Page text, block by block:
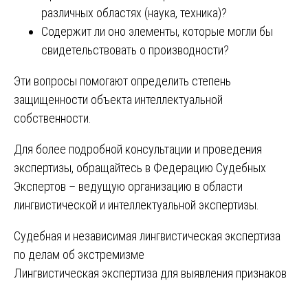
различных областях (наука, техника)?
Содержит ли оно элементы, которые могли бы
свидетельствовать о производности?
Эти вопросы помогают определить степень
защищенности объекта интеллектуальной
собственности.
Для более подробной консультации и проведения
экспертизы, обращайтесь в Федерацию Судебных
Экспертов – ведущую организацию в области
лингвистической и интеллектуальной экспертизы.
Навигация
по
Судебная и независимая лингвистическая экспертиза
по делам об экстремизме
Лингвистическая экспертиза для выявления признаков